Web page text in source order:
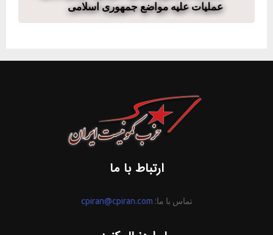
عملیات علیه مواضع جمهوری اسلامی
ارتباط با ما
تماس با ما: cpiran@cpiran.com